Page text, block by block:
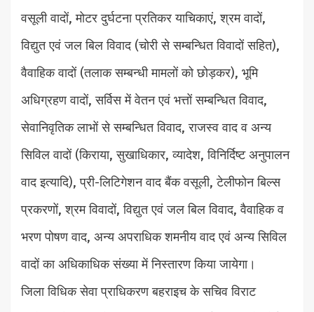
वसूली वादों, मोटर दुर्घटना प्रतिकर याचिकाएं, श्रम वादों,
विद्युत एवं जल बिल विवाद (चोरी से सम्बन्धित विवादों सहित),
वैवाहिक वादों (तलाक सम्बन्धी मामलों को छोड़कर), भूमि
अधिग्रहण वादों, सर्विस में वेतन एवं भत्तों सम्बन्धित विवाद,
सेवानिवृतिक लाभों से सम्बन्धित विवाद, राजस्व वाद व अन्य
सिविल वादों (किराया, सुखाधिकार, व्यादेश, विनिर्दिष्ट अनुपालन
वाद इत्यादि), प्री-लिटिगेशन वाद बैंक वसूली, टेलीफोन बिल्स
प्रकरणों, श्रम विवादों, विद्युत एवं जल बिल विवाद, वैवाहिक व
भरण पोषण वाद, अन्य अपराधिक शमनीय वाद एवं अन्य सिविल
वादों का अधिकाधिक संख्या में निस्तारण किया जायेगा।
जिला विधिक सेवा प्राधिकरण बहराइच के सचिव विराट